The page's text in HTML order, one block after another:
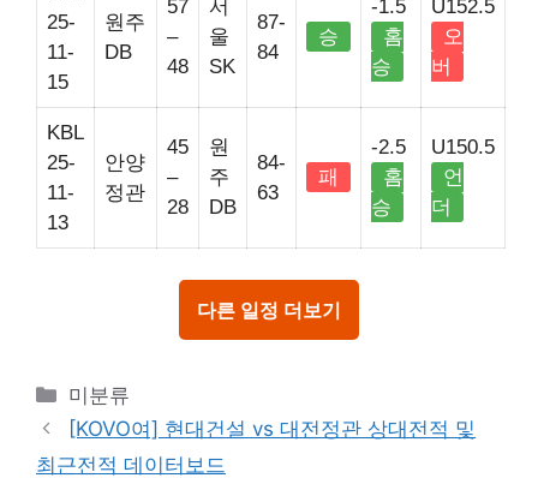
25-
11-
15
원주
DB
57
–
48
서
울
SK
87-
84
승
-1.5
홈
승
U152.5
오
버
KBL
25-
11-
13
안양
정관
45
–
28
원
주
DB
84-
63
패
-2.5
홈
승
U150.5
언
더
다른 일정 더보기
Categories
미분류
[KOVO여] 현대건설 vs 대전정관 상대전적 및
최근전적 데이터보드